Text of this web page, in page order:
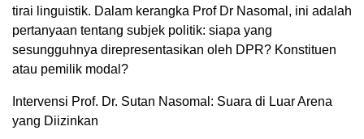
tirai linguistik. Dalam kerangka Prof Dr Nasomal, ini adalah
pertanyaan tentang subjek politik: siapa yang
sesungguhnya direpresentasikan oleh DPR? Konstituen
atau pemilik modal?
Intervensi Prof. Dr. Sutan Nasomal: Suara di Luar Arena
yang Diizinkan